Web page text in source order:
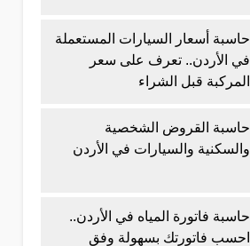
حاسبة أسعار السيارات المستعملة
في الأردن.. تعرف على سعر
المركبة قبل الشراء
حاسبة القروض الشخصية
والسكنية والسيارات في الأردن
حاسبة فاتورة المياه في الأردن..
احسب فاتورتك بسهولة وفق